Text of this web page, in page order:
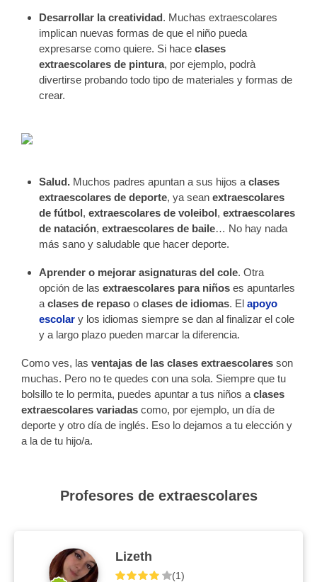
Desarrollar la creatividad. Muchas extraescolares
implican nuevas formas de que el niño pueda
expresarse como quiere. Si haceclases
extraescolares de pintura, por ejemplo, podrà
divertirse probando todo tipo de materiales y formas de
crear.
Salud. Muchos padres apuntan a sus hijos a clases
extraescolares de deporte, ya seanextraescolares
de fútbol,extraescolares de voleibol,extraescolares
de natación,extraescolares de baile… No hay nada
más sano y saludable que hacer deporte.
Aprender o mejorar asignaturas del cole. Otra
opción de lasextraescolares para niños es apuntarles
a clases de repaso oclases de idiomas. Elapoyo
escolar y los idiomas siempre se dan al finalizar el cole
y a largo plazo pueden marcar la diferencia.
Como ves, las ventajas de las clases extraescolares son
muchas. Pero no te quedes con una sola. Siempre que tu
bolsillo te lo permita, puedes apuntar a tus niños a clases
extraescolares variadas como, por ejemplo, un día de
deporte y otro día de inglés. Eso lo dejamos a tu elección y
a la de tu hijo/a.
Profesores de extraescolares
Lizeth
(1)